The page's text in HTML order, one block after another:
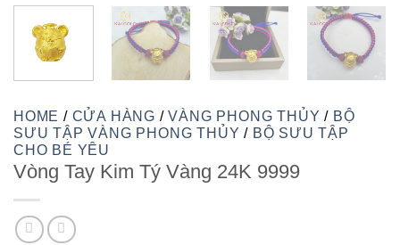
HOME / CỬA HÀNG / VÀNG PHONG THỦY / BỘ
SƯU TẬP VÀNG PHONG THỦY / BỘ SƯU TẬP
CHO BÉ YÊU
Vòng Tay Kim Tý Vàng 24K 9999